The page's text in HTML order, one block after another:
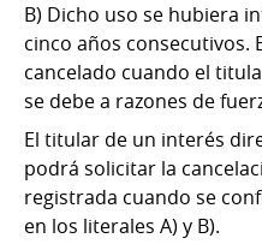
B) Dicho uso se hubiera
cinco años consecutivos.
cancelado cuando el
se debe a razones de
El titular de un interés
podrá solicitar la
registrada cuando se
en los literales A) y B).